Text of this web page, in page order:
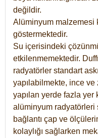
değildir.
Alüminyum malzemesi
göstermektedir.
Su içerisindeki
etkilenmemektedir.
radyatörler standart
yapılabilmekte, ince ve
yapılan yerde fazla yer
alüminyum radyatörleri
bağlantı çap ve
kolaylığı sağlarken